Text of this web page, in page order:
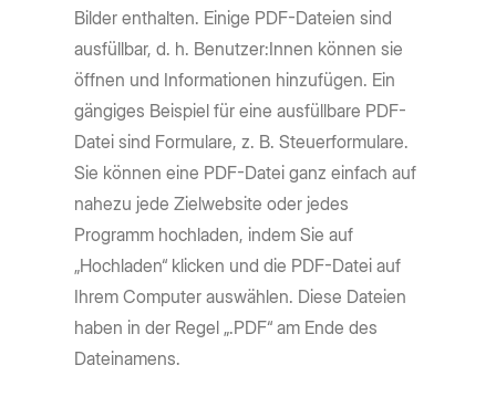
Bilder enthalten. Einige PDF-Dateien sind
ausfüllbar, d. h. Benutzer:Innen können sie
öffnen und Informationen hinzufügen. Ein
gängiges Beispiel für eine ausfüllbare PDF-
Datei sind Formulare, z. B. Steuerformulare.
Sie können eine PDF-Datei ganz einfach auf
nahezu jede Zielwebsite oder jedes
Programm hochladen, indem Sie auf
„Hochladen“ klicken und die PDF-Datei auf
Ihrem Computer auswählen. Diese Dateien
haben in der Regel „.PDF“ am Ende des
Dateinamens.